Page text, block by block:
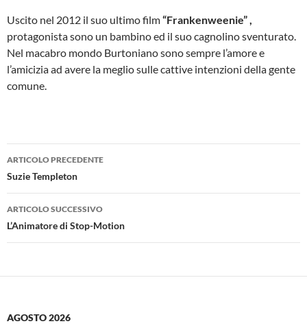
Uscito nel 2012 il suo ultimo film“Frankenweenie” ,
protagonista sono un bambino ed il suo cagnolino sventurato.
Nel macabro mondo Burtoniano sono sempre l’amore e
l’amicizia ad avere la meglio sulle cattive intenzioni della gente
comune.
Navigazione
articolo
ARTICOLO PRECEDENTE
Suzie Templeton
ARTICOLO SUCCESSIVO
L’Animatore di Stop-Motion
AGOSTO 2026